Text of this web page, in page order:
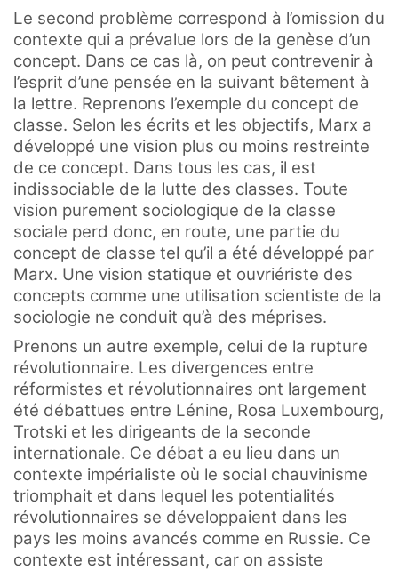
Le second problème correspond à l’omission du
contexte qui a prévalue lors de la genèse d’un
concept. Dans ce cas là, on peut contrevenir à
l’esprit d’une pensée en la suivant bêtement à
la lettre. Reprenons l’exemple du concept de
classe. Selon les écrits et les objectifs, Marx a
développé une vision plus ou moins restreinte
de ce concept. Dans tous les cas, il est
indissociable de la lutte des classes. Toute
vision purement sociologique de la classe
sociale perd donc, en route, une partie du
concept de classe tel qu’il a été développé par
Marx. Une vision statique et ouvriériste des
concepts comme une utilisation scientiste de la
sociologie ne conduit qu’à des méprises.
Prenons un autre exemple, celui de la rupture
révolutionnaire. Les divergences entre
réformistes et révolutionnaires ont largement
été débattues entre Lénine, Rosa Luxembourg,
Trotski et les dirigeants de la seconde
internationale. Ce débat a eu lieu dans un
contexte impérialiste où le social chauvinisme
triomphait et dans lequel les potentialités
révolutionnaires se développaient dans les
pays les moins avancés comme en Russie. Ce
contexte est intéressant, car on assiste